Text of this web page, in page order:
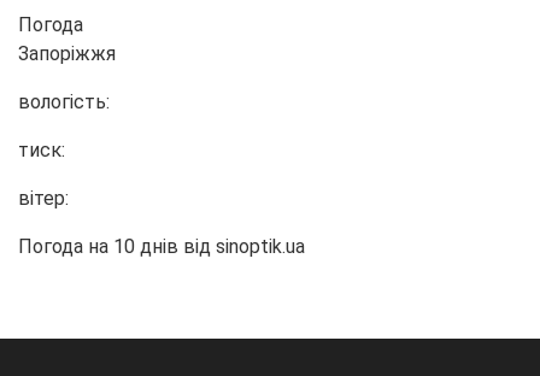
Погода
Запоріжжя
вологість:
тиск:
вітер:
Погода на 10 днів від sinoptik.ua